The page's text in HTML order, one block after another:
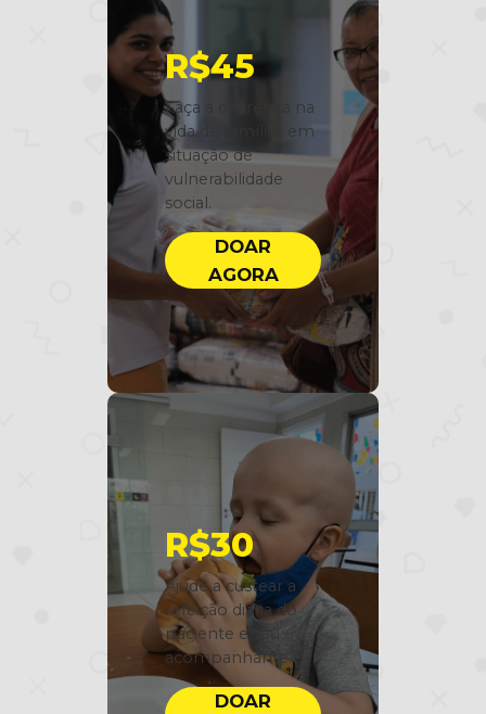
R$45
Faça a diferença na
vida de famílias em
situação de
vulnerabilidade
social.
DOAR
AGORA
R$30
Ajude a custear a
refeição diária do
paciente e seu
acompanhante.
DOAR